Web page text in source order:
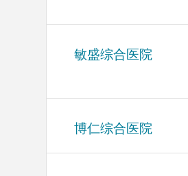
敏盛综合医院
博仁综合医院